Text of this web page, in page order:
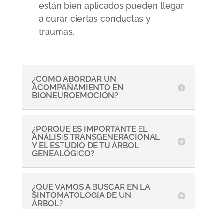
están bien aplicados pueden llegar
a curar ciertas conductas y
traumas.
¿CÓMO ABORDAR UN
ACOMPAÑAMIENTO EN
BIONEUROEMOCIÓN?
¿PORQUE ES IMPORTANTE EL
ANÁLISIS TRANSGENERACIONAL
Y EL ESTUDIO DE TU ÁRBOL
GENEALÓGICO?
¿QUE VAMOS A BUSCAR EN LA
SINTOMATOLOGÍA DE UN
ÁRBOL?